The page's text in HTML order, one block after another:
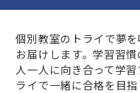
個別教室のトライで夢
お届けします。学習習
人一人に向き合って学
ライで一緒に合格を目